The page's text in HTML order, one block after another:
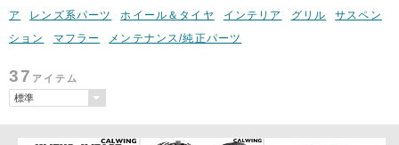
ア
レンズ系パーツ ホイール＆タイヤ インテリア グリル
サスペン
ション
マフラー メンテナンス/純正パーツ
37 アイテム